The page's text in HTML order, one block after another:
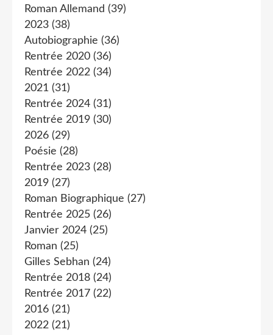
Roman Allemand (39)
2023 (38)
Autobiographie (36)
Rentrée 2020 (36)
Rentrée 2022 (34)
2021 (31)
Rentrée 2024 (31)
Rentrée 2019 (30)
2026 (29)
Poésie (28)
Rentrée 2023 (28)
2019 (27)
Roman Biographique (27)
Rentrée 2025 (26)
Janvier 2024 (25)
Roman (25)
Gilles Sebhan (24)
Rentrée 2018 (24)
Rentrée 2017 (22)
2016 (21)
2022 (21)